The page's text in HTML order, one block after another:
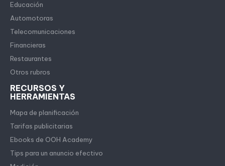
Educación
Automotoras
Telecomunicaciones
Financieras
Restaurantes
Otros rubros
RECURSOS Y
HERRAMIENTAS
Mapa de planificación
Tarifas publicitarias
Ebooks de OOH Academy
Tips para un anuncio efectivo